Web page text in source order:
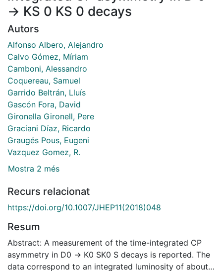
→ KS 0 KS 0 decays
Autors
Alfonso Albero, Alejandro
Calvo Gómez, Míriam
Camboni, Alessandro
Coquereau, Samuel
Garrido Beltrán, Lluís
Gascón Fora, David
Gironella Gironell, Pere
Graciani Díaz, Ricardo
Graugés Pous, Eugeni
Vazquez Gomez, R.
Mostra 2 més
Recurs relacionat
https://doi.org/10.1007/JHEP11(2018)048
Resum
Abstract: A measurement of the time-integrated CP
asymmetry in D0 → K0 SK0 S decays is reported. The
data correspond to an integrated luminosity of about